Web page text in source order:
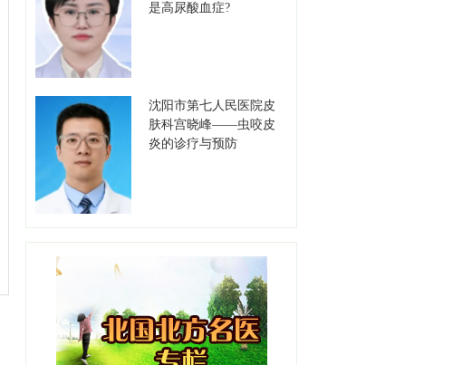
职称：主任医师
【详情】
职称：主任医师
【详情】
职务：浑南一分中心站长
职称：副主任医师
工作单位：沈阳急救中心
是高尿酸血症?
沈阳市第七人民医院皮
肤科宫晓峰——虫咬皮
炎的诊疗与预防